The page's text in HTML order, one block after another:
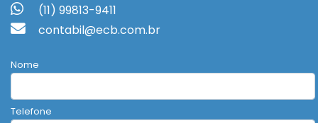
(11) 99813-9411
contabil@ecb.com.br
Nome
Telefone